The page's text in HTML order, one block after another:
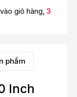
giỏ hàng, 3
phẩm
Inch